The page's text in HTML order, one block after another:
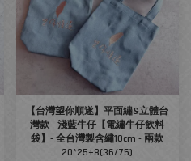
【台灣望你順遂】平面繡&立體台
灣款 - 淺藍牛仔【電繡牛仔飲料
袋】- 全台灣製含繡10cm - 兩款
20*25+8(36/75)